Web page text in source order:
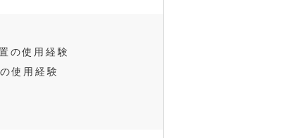
の使用経験
使用経験